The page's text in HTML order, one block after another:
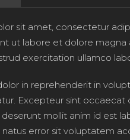
sit amet, consectetur
ut labore et dolore magna
exercitation ullamco
in reprehenderit in
Excepteur sint
mollit anim id est
natus error sit voluptatem